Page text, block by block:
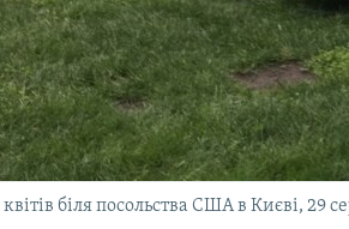
біля посольства США в Києві, 29